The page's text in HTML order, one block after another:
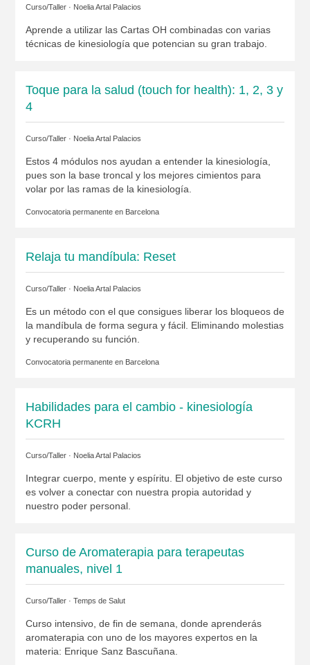
Curso/Taller · Noelia Artal Palacios
Aprende a utilizar las Cartas OH combinadas con varias
técnicas de kinesiología que potencian su gran trabajo.
Toque para la salud (touch for health): 1, 2, 3 y
4
Curso/Taller · Noelia Artal Palacios
Estos 4 módulos nos ayudan a entender la kinesiología,
pues son la base troncal y los mejores cimientos para
volar por las ramas de la kinesiología.
Convocatoria permanente en Barcelona
Relaja tu mandíbula: Reset
Curso/Taller · Noelia Artal Palacios
Es un método con el que consigues liberar los bloqueos de
la mandíbula de forma segura y fácil. Eliminando molestias
y recuperando su función.
Convocatoria permanente en Barcelona
Habilidades para el cambio - kinesiología
KCRH
Curso/Taller · Noelia Artal Palacios
Integrar cuerpo, mente y espíritu. El objetivo de este curso
es volver a conectar con nuestra propia autoridad y
nuestro poder personal.
Curso de Aromaterapia para terapeutas
manuales, nivel 1
Curso/Taller · Temps de Salut
Curso intensivo, de fin de semana, donde aprenderás
aromaterapia con uno de los mayores expertos en la
materia: Enrique Sanz Bascuñana.